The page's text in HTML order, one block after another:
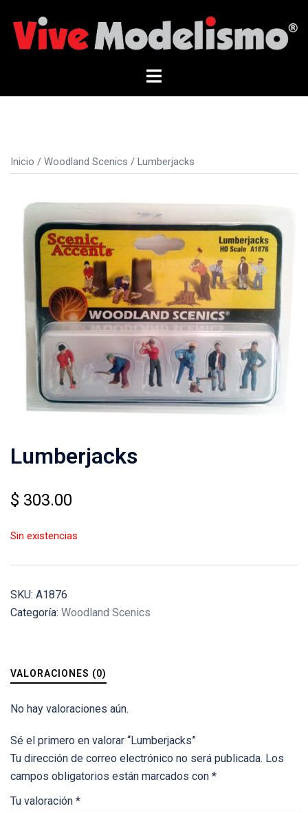
contenido
Alternar
Inicio / Woodland Scenics / Lumberjacks
Lumberjacks
$ 303.00
Sin existencias
SKU: A1876
Categoría: Woodland Scenics
VALORACIONES (0)
No hay valoraciones aún.
Sé el primero en valorar “Lumberjacks”
Tu dirección de correo electrónico no será publicada. Los
campos obligatorios están marcados con *
Tu valoración *